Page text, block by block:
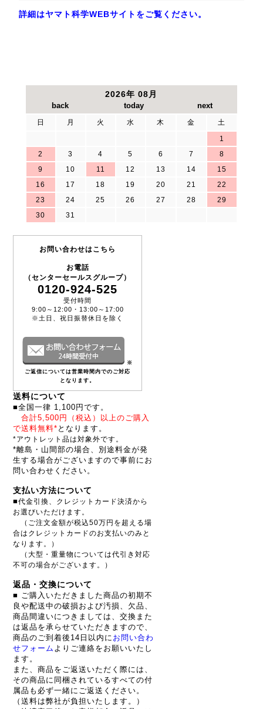
詳細はヤマト科学WEBサイトをご覧ください。
2026年 08月
日 月 火 水 木 金
土
1
2
3 4 5 6 7
8
9
10 11 12 13 14
15
16
17 18 19 20 21
22
23
24 25 26 27 28
29
30
31
お問い合わせはこちら
お電話
（センターセールスグループ）
0120-924-525
受付時間
9:00～12:00・13:00～17:00
※土日、祝日振替休日を除く
※
ご返信については営業時間内でのご対応
となります。
送料について
■全国一律 1,100円です。
合計5,500円（税込）以上のご購入
で送料無料* となります。
*アウトレット品は対象外です。
*離島・山間部の場合、別途料金が発
生する場合がございますので事前にお
問い合わせください。
支払い方法について
■代金引換、クレジットカード決済から
お選びいただけます。
（ご注文金額が税込50万円を超える場
合はクレジットカードのお支払いのみと
なります。）
（大型・重量物については代引き対応
不可の場合がございます。）
返品・交換について
■ ご購入いただきました商品の初期不
良や配送中の破損および汚損、欠品、
商品間違いにつきましては、交換また
は返品を承らせていただきますので、
商品のご到着後14日以内に お問い合わ
せフォーム よりご連絡をお願いいたし
ます。
また、商品をご返送いただく際には、
その商品に同梱されているすべての付
属品も必ず一緒にご返送ください。
（送料は弊社が負担いたします。）